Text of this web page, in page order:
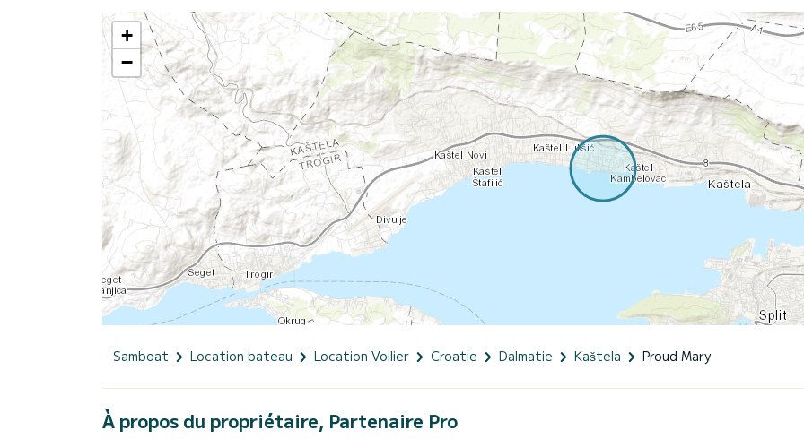
+
−
Samboat Location bateau Location Voilier Croatie Dalmatie Kaštela Proud Mary
À propos du propriétaire, Partenaire Pro